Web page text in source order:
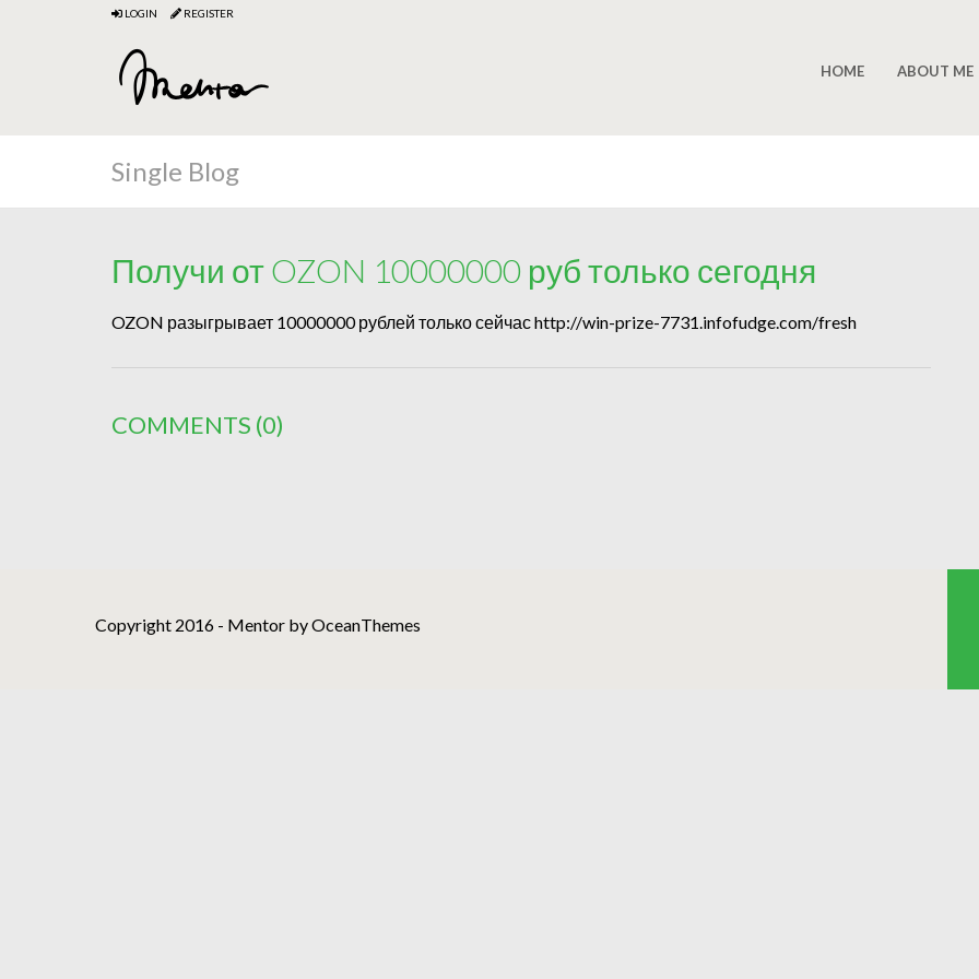
LOGIN REGISTER
HOME ABOUT ME
Single Blog
Получи от OZON 10000000 руб только сегодня
OZON разыгрывает 10000000 рублей только сейчас http://win-prize-7731.infofudge.com/fresh
COMMENTS (0)
Copyright 2016 - Mentor by OceanThemes